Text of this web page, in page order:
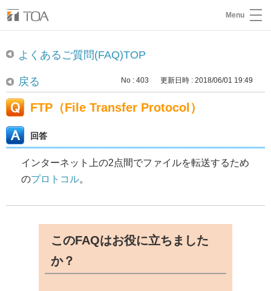
Menu
よくあるご質問(FAQ)TOP
戻る No : 403 更新日時 : 2018/06/01 19:49
FTP（File Transfer Protocol）
回答
インターネット上の2点間でファイルを転送するため
のプロトコル。
このFAQはお役に立ちました
か？